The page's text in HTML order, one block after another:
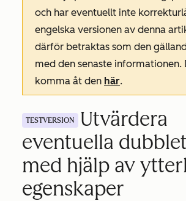
och har eventuellt inte
engelska versionen av denna
därför betraktas som den
med den senaste informationen.
komma åt den här.
TESTVERSION
Utvärdera
eventuella
med hjälp av
egenskaper